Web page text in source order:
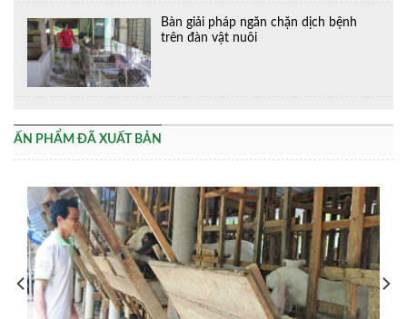
Bàn giải pháp ngăn chặn dịch bệnh
trên đàn vật nuôi
ẤN PHẨM ĐÃ XUẤT BẢN